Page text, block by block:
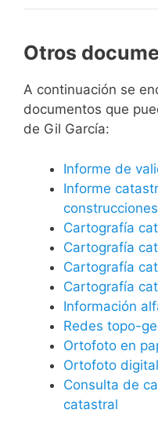
Otros
A continuación se
documentos que
de Gil García:
Informe de
Informe
construcciones
Cartografía
Cartografía
Cartografía
Cartografía
Información
Redes topo-
Ortofoto en
Ortofoto
Consulta de
catastral